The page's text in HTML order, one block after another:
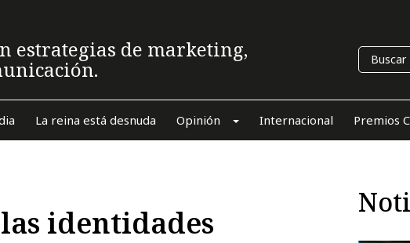
estrategias de marketing,
La reina está desnuda Opinión Internacional Premios
identidades